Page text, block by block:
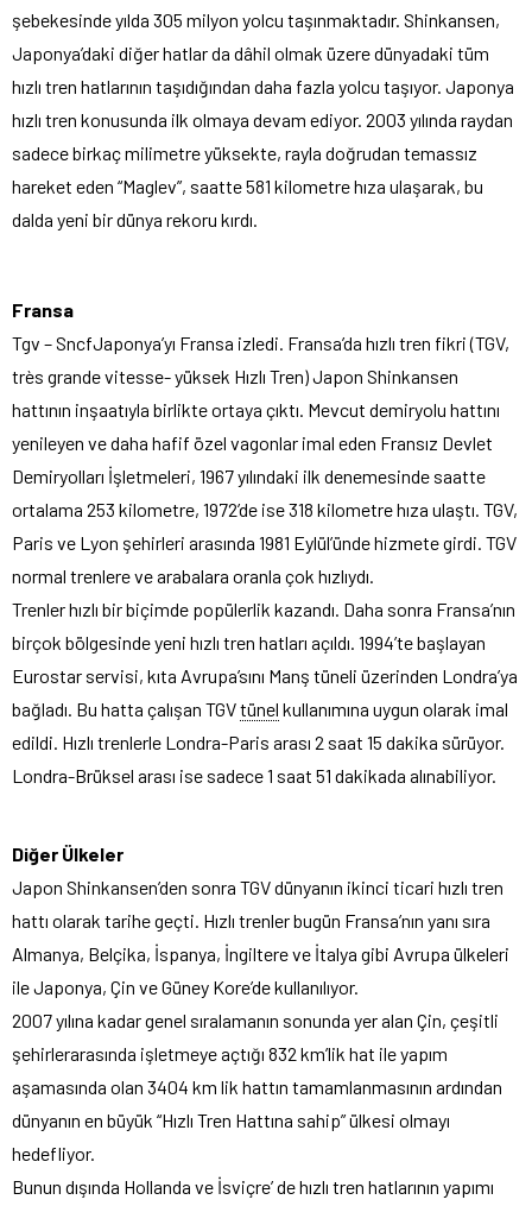
şebekesinde yılda 305 milyon yolcu taşınmaktadır. Shinkansen,
Japonya’daki diğer hatlar da dâhil olmak üzere dünyadaki tüm
hızlı tren hatlarının taşıdığından daha fazla yolcu taşıyor. Japonya
hızlı tren konusunda ilk olmaya devam ediyor. 2003 yılında raydan
sadece birkaç milimetre yüksekte, rayla doğrudan temassız
hareket eden “Maglev”, saatte 581 kilometre hıza ulaşarak, bu
dalda yeni bir dünya rekoru kırdı.
Fransa
Tgv – SncfJaponya’yı Fransa izledi. Fransa’da hızlı tren fikri (TGV,
très grande vitesse- yüksek Hızlı Tren) Japon Shinkansen
hattının inşaatıyla birlikte ortaya çıktı. Mevcut demiryolu hattını
yenileyen ve daha hafif özel vagonlar imal eden Fransız Devlet
Demiryolları İşletmeleri, 1967 yılındaki ilk denemesinde saatte
ortalama 253 kilometre, 1972’de ise 318 kilometre hıza ulaştı. TGV,
Paris ve Lyon şehirleri arasında 1981 Eylül’ünde hizmete girdi. TGV
normal trenlere ve arabalara oranla çok hızlıydı.
Trenler hızlı bir biçimde popülerlik kazandı. Daha sonra Fransa’nın
birçok bölgesinde yeni hızlı tren hatları açıldı. 1994’te başlayan
Eurostar servisi, kıta Avrupa’sını Manş tüneli üzerinden Londra’ya
bağladı. Bu hatta çalışan TGVtünel kullanımına uygun olarak imal
edildi. Hızlı trenlerle Londra-Paris arası 2 saat 15 dakika sürüyor.
Londra-Brüksel arası ise sadece 1 saat 51 dakikada alınabiliyor.
Diğer Ülkeler
Japon Shinkansen’den sonra TGV dünyanın ikinci ticari hızlı tren
hattı olarak tarihe geçti. Hızlı trenler bugün Fransa’nın yanı sıra
Almanya, Belçika, İspanya, İngiltere ve İtalya gibi Avrupa ülkeleri
ile Japonya, Çin ve Güney Kore’de kullanılıyor.
2007 yılına kadar genel sıralamanın sonunda yer alan Çin, çeşitli
şehirlerarasında işletmeye açtığı 832 km’lik hat ile yapım
aşamasında olan 3404 km lik hattın tamamlanmasının ardından
dünyanın en büyük “Hızlı Tren Hattına sahip” ülkesi olmayı
hedefliyor.
Bunun dışında Hollanda ve İsviçre’ de hızlı tren hatlarının yapımı